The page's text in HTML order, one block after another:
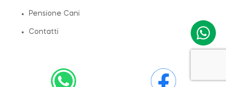
Pensione Cani
Contatti